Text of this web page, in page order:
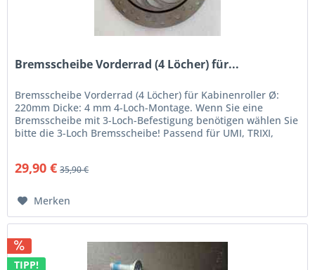
Bremsscheibe Vorderrad (4 Löcher) für...
Bremsscheibe Vorderrad (4 Löcher) für Kabinenroller Ø:
220mm Dicke: 4 mm 4-Loch-Montage. Wenn Sie eine
Bremsscheibe mit 3-Loch-Befestigung benötigen wählen Sie
bitte die 3-Loch Bremsscheibe! Passend für UMI, TRIXI,
29,90 € 35,90 €
Merken
TIPP!